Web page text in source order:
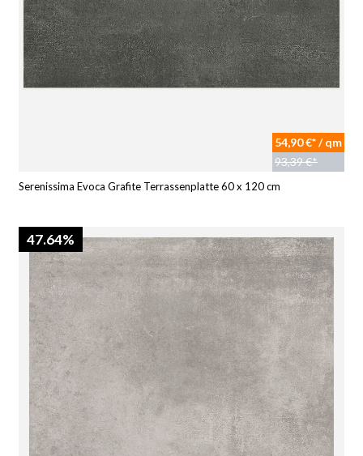
54,90 €* / qm
93,39 €*
Serenissima Evoca Grafite Terrassenplatte 60 x 120 cm
47.64%